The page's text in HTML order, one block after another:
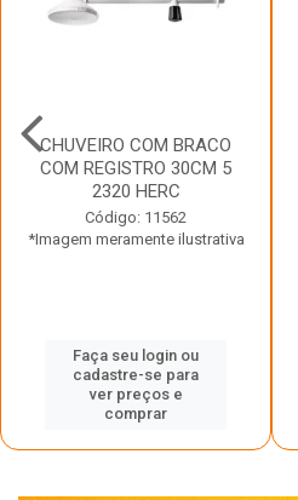
CHUVEIRO COM BRACO
COM REGISTRO 30CM 5
2320 HERC
Código: 11562
*Imagem meramente ilustrativa
Faça seu login ou
cadastre-se para
ver preços e
comprar